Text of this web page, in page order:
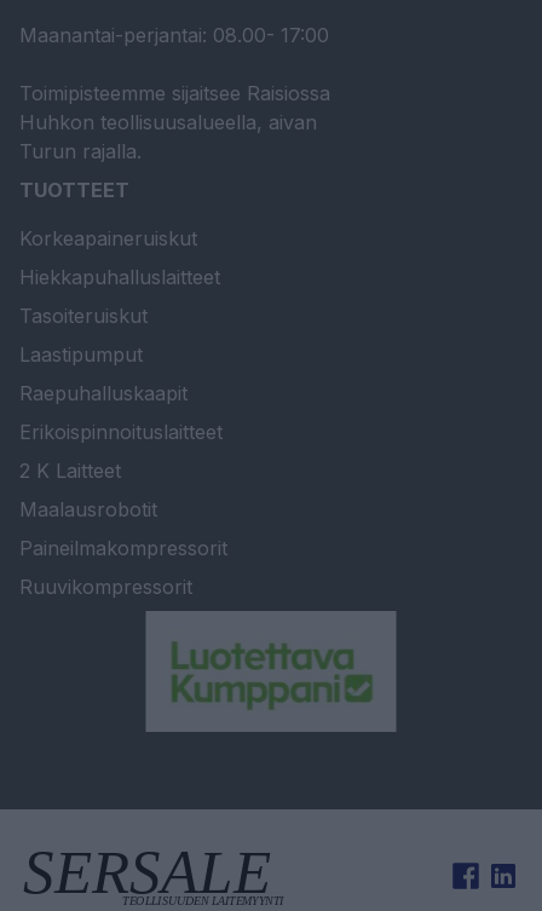
Maanantai-perjantai: 08.00- 17:00
Toimipisteemme sijaitsee Raisiossa
Huhkon teollisuusalueella, aivan
Turun rajalla.
TUOTTEET
Korkeapaineruiskut
Hiekkapuhalluslaitteet
Tasoiteruiskut
Laastipumput
Raepuhalluskaapit
Erikoispinnoituslaitteet
2 K Laitteet
Maalausrobotit
Paineilmakompressorit
Ruuvikompressorit